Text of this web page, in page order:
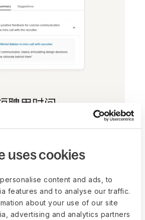
uses cookies
content and ads, to
features and to analyse our traffic.
about your use of our site
advertising and analytics partners
聘用时间
的 ATS 在一个平台管理职
面试，从而缩短聘用时间。